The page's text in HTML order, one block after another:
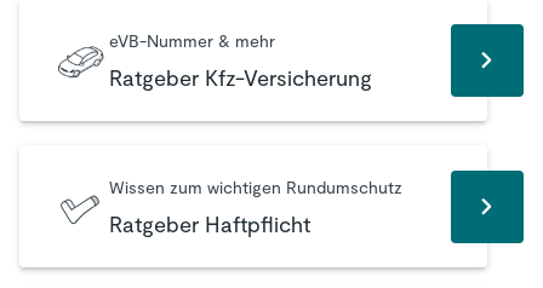
eVB-Nummer & mehr
Ratgeber Kfz-Versicherung
Wissen zum wichtigen Rundumschutz
Ratgeber Haftpflicht